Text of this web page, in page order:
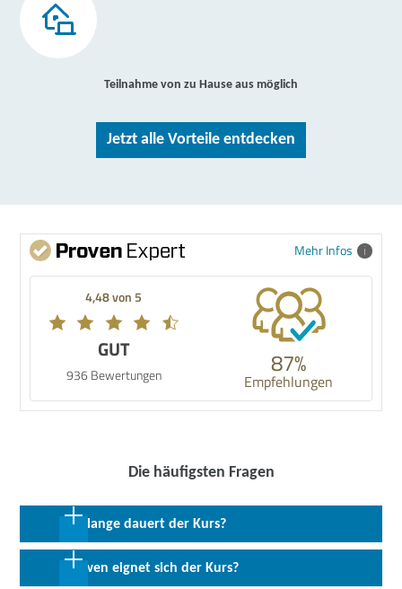
Teilnahme von zu Hause aus möglich
Jetzt alle Vorteile entdecken
Mehr Infos
4,48 von 5
GUT
936 Bewertungen 87%
Empfehlungen
Die häufigsten Fragen
Wie lange dauert der Kurs?
7 Wochen in Vollzeit
Für wen eignet sich der Kurs?